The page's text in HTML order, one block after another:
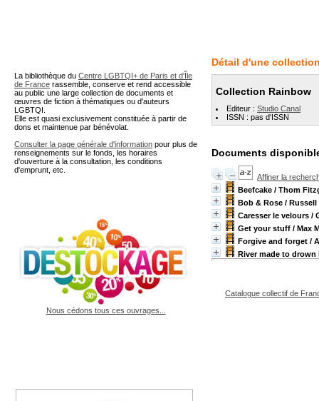
Détail d'une
Collection Rainbow
Editeur : Studio Canal
ISSN : pas d'ISSN
Documents
Affiner la
Beefcake / Thom
Bob & Rose / Russell
Caresser le velours /
Get your stuff / Max
Forgive and forget /
River made to drown
Catalogue collectif de
La bibliothèque du Centre LGBTQI+ de Paris et d'Île
de France rassemble, conserve et rend accessible
au public une large collection de documents et
œuvres de fiction à thématiques ou d'auteurs
LGBTQI.
Elle est quasi exclusivement constituée à partir de
dons et maintenue par bénévolat.
Consulter la page générale d'information pour plus de
renseignements sur le fonds, les horaires
d'ouverture à la consultation, les conditions
d'emprunt, etc.
Nous cédons tous ces ouvrages...